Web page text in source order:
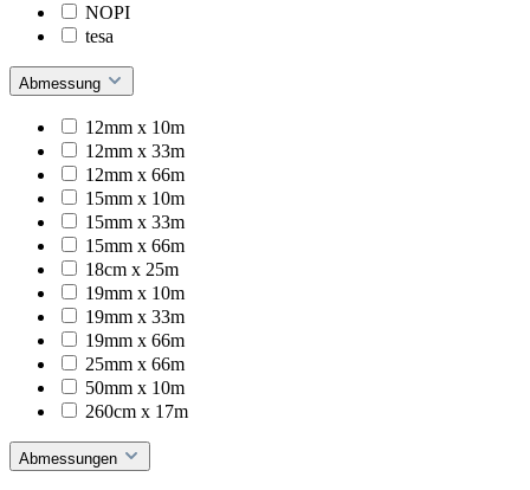
NOPI
tesa
Abmessung
12mm x 10m
12mm x 33m
12mm x 66m
15mm x 10m
15mm x 33m
15mm x 66m
18cm x 25m
19mm x 10m
19mm x 33m
19mm x 66m
25mm x 66m
50mm x 10m
260cm x 17m
Abmessungen